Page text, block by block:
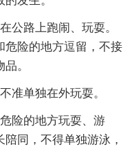
公路上跑闹、玩耍。
危险的地方逗留，不接
。
准单独在外玩耍。
险的地方玩耍、游
同，不得单独游泳，